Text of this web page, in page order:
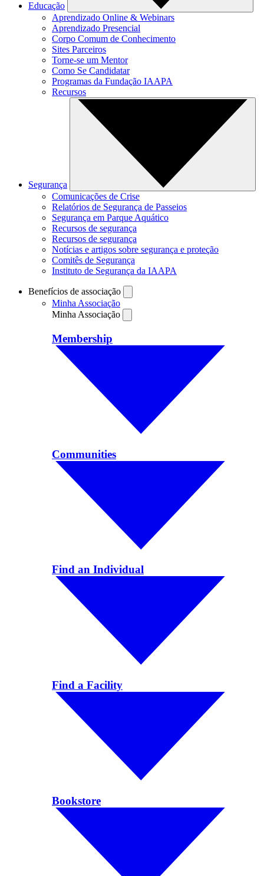
Educação
Aprendizado Online & Webinars
Aprendizado Presencial
Corpo Comum de Conhecimento
Sites Parceiros
Torne-se um Mentor
Como Se Candidatar
Programas da Fundação IAAPA
Recursos
Segurança
Comunicações de Crise
Relatórios de Segurança de Passeios
Segurança em Parque Aquático
Recursos de segurança
Recursos de segurança
Notícias e artigos sobre segurança e proteção
Comitês de Segurança
Instituto de Segurança da IAAPA
Benefícios de associação
Minha Associação
Minha Associação
Membership
Communities
Find an Individual
Find a Facility
Bookstore